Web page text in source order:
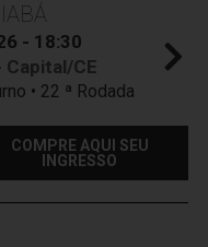
- 18:30
CE
• 22 ª Rodada
COMPRE AQUI SEU
INGRESSO